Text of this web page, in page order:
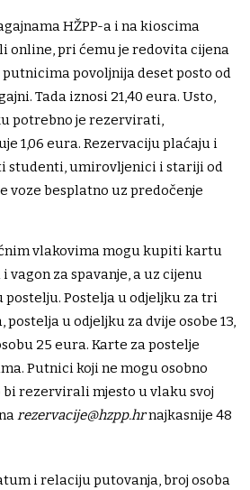
HŽPP-a i na kioscima
online, pri ćemu je redovita cijena
povoljnija deset posto od
Tada iznosi 21,40 eura. Usto,
potrebno je rezervirati,
1,06 eura. Rezervaciju plaćaju i
studenti, umirovljenici i stariji od
voze besplatno uz predočenje
vlakovima mogu kupiti kartu
vagon za spavanje, a uz cijenu
Postelja u odjeljku za tri
postelja u odjeljku za dvije osobe 13,
25 eura. Karte za postelje
Putnici koji ne mogu osobno
bi rezervirali mjesto u vlaku svoj
rezervacije@hzpp.hrnajkasnije 48
i relaciju putovanja, broj osoba